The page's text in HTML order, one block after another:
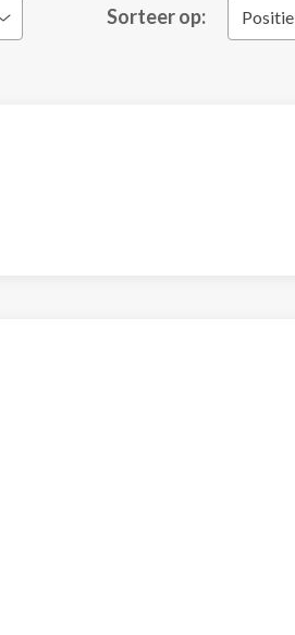
Sorteer op: Positie